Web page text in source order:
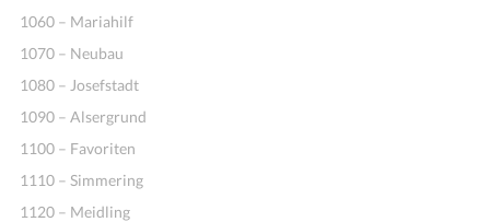
1060 – Mariahilf
1070 – Neubau
1080 – Josefstadt
1090 – Alsergrund
1100 – Favoriten
1110 – Simmering
1120 – Meidling